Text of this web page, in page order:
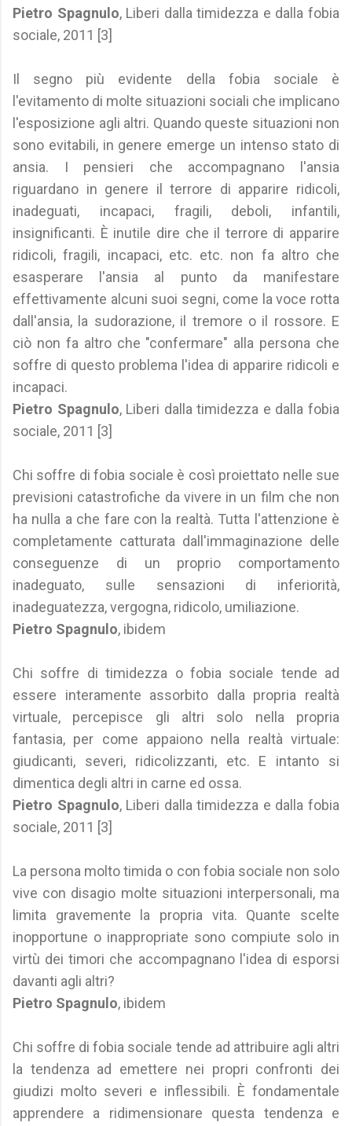
Pietro Spagnulo, Liberi dalla timidezza e dalla fobia
sociale, 2011 [3]
Il segno più evidente della fobia sociale è
l'evitamento di molte situazioni sociali che implicano
l'esposizione agli altri. Quando queste situazioni non
sono evitabili, in genere emerge un intenso stato di
ansia. I pensieri che accompagnano l'ansia
riguardano in genere il terrore di apparire ridicoli,
inadeguati, incapaci, fragili, deboli, infantili,
insignificanti. È inutile dire che il terrore di apparire
ridicoli, fragili, incapaci, etc. etc. non fa altro che
esasperare l'ansia al punto da manifestare
effettivamente alcuni suoi segni, come la voce rotta
dall'ansia, la sudorazione, il tremore o il rossore. E
ciò non fa altro che "confermare" alla persona che
soffre di questo problema l'idea di apparire ridicoli e
incapaci.
Pietro Spagnulo, Liberi dalla timidezza e dalla fobia
sociale, 2011 [3]
Chi soffre di fobia sociale è così proiettato nelle sue
previsioni catastrofiche da vivere in un film che non
ha nulla a che fare con la realtà. Tutta l'attenzione è
completamente catturata dall'immaginazione delle
conseguenze di un proprio comportamento
inadeguato, sulle sensazioni di inferiorità,
inadeguatezza, vergogna, ridicolo, umiliazione.
Pietro Spagnulo, ibidem
Chi soffre di timidezza o fobia sociale tende ad
essere interamente assorbito dalla propria realtà
virtuale, percepisce gli altri solo nella propria
fantasia, per come appaiono nella realtà virtuale:
giudicanti, severi, ridicolizzanti, etc. E intanto si
dimentica degli altri in carne ed ossa.
Pietro Spagnulo, Liberi dalla timidezza e dalla fobia
sociale, 2011 [3]
La persona molto timida o con fobia sociale non solo
vive con disagio molte situazioni interpersonali, ma
limita gravemente la propria vita. Quante scelte
inopportune o inappropriate sono compiute solo in
virtù dei timori che accompagnano l'idea di esporsi
davanti agli altri?
Pietro Spagnulo, ibidem
Chi soffre di fobia sociale tende ad attribuire agli altri
la tendenza ad emettere nei propri confronti dei
giudizi molto severi e inflessibili. È fondamentale
apprendere a ridimensionare questa tendenza e